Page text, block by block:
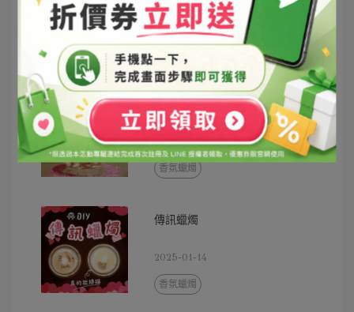
2025-01-14
香氛蠟燭
浮燈果凍蠟燭
2025-01-14
香氛蠟燭
傳訊蠟燭
2025-01-14
香氛蠟燭